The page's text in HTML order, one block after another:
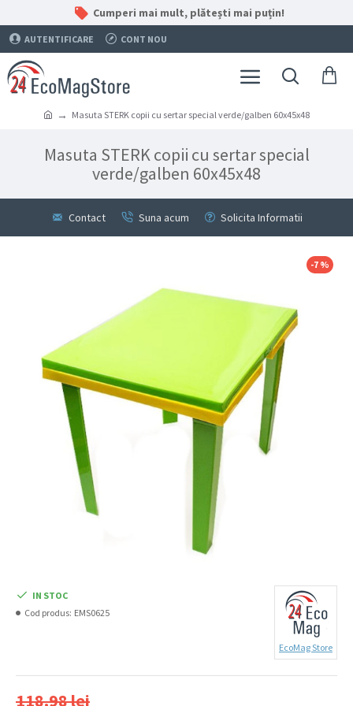
Cumperi mai mult, plătești mai puțin!
AUTENTIFICARE CONT NOU
Masuta STERK copii cu sertar special verde/galben 60x45x48
Masuta STERK copii cu sertar special
verde/galben 60x45x48
Contact Suna acum Solicita Informatii
-7 %
118,98 lei
IN STOC
Cod produs: EMS0625
EcoMag Store